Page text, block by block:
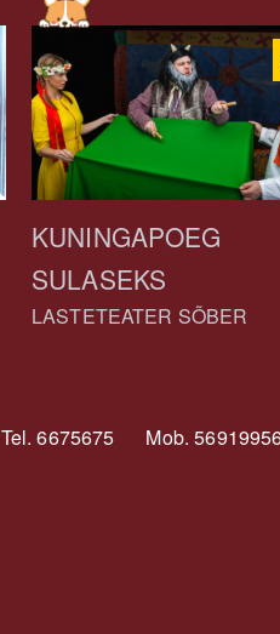
KUNINGAPOEG
SULASEKS
LASTETEATER SÕBER
Tel. 6675675 Mob.